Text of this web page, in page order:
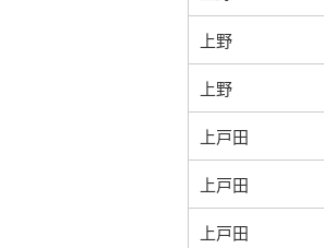
上野
上野
上戸田
上戸田
上戸田